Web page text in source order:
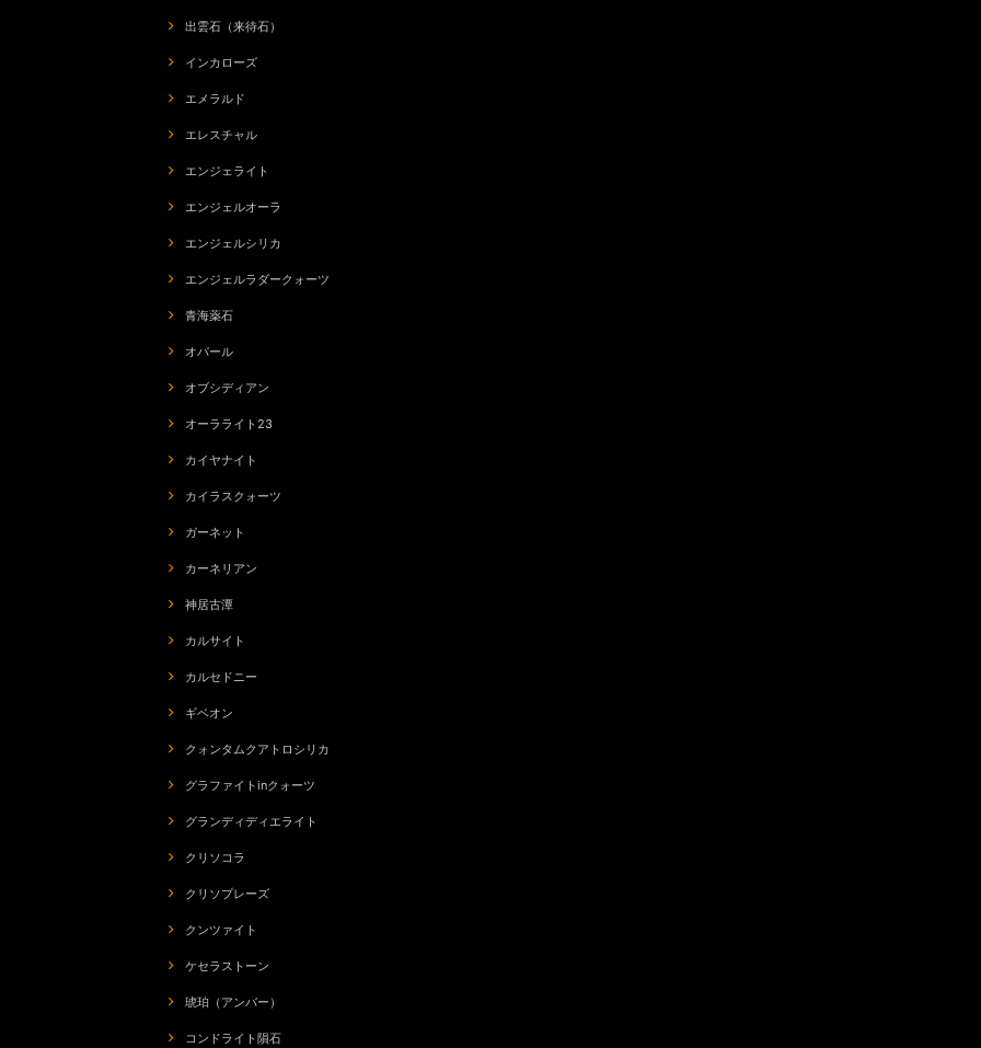
出雲石（来待石）
インカローズ
エメラルド
エレスチャル
エンジェライト
エンジェルオーラ
エンジェルシリカ
エンジェルラダークォーツ
青海薬石
オパール
オブシディアン
オーラライト23
カイヤナイト
カイラスクォーツ
ガーネット
カーネリアン
神居古潭
カルサイト
カルセドニー
ギベオン
クォンタムクアトロシリカ
グラファイトinクォーツ
グランディディエライト
クリソコラ
クリソプレーズ
クンツァイト
ケセラストーン
琥珀（アンバー）
コンドライト隕石